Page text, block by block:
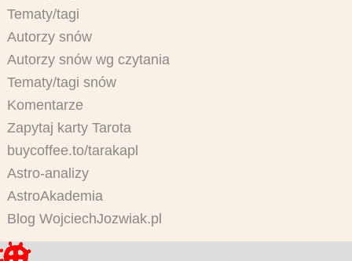
Tematy/tagi
Autorzy snów
Autorzy snów wg czytania
Tematy/tagi snów
Komentarze
Zapytaj karty Tarota
buycoffee.to/tarakapl
Astro-analizy
AstroAkademia
Blog WojciechJozwiak.pl